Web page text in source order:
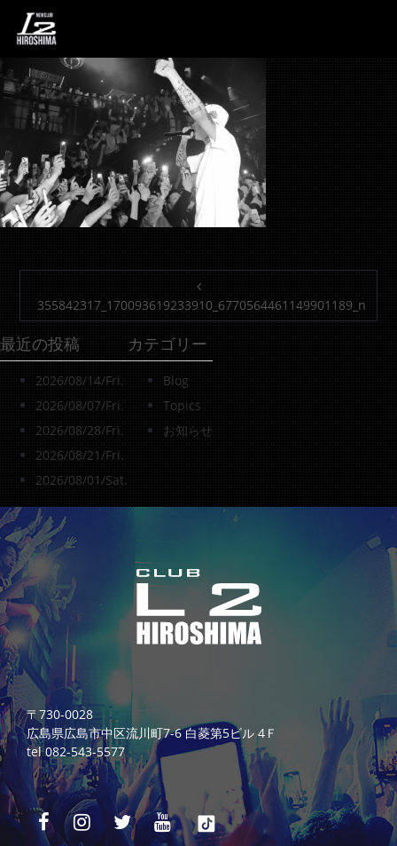
投稿ナビゲーション
355842317_170093619233910_6770564461149901189_n
最近の投稿
2026/08/14/Fri.
2026/08/07/Fri.
2026/08/28/Fri.
2026/08/21/Fri.
2026/08/01/Sat.
カテゴリー
Blog
Topics
お知らせ
〒730-0028
広島県広島市中区流川町7-6 白菱第5ビル 4Ｆ
tel 082-543-5577